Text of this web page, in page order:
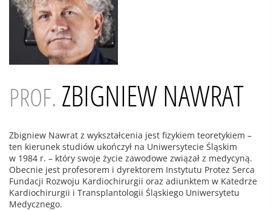
PROF. ZBIGNIEW NAWRAT
Zbigniew Nawrat z wykształcenia jest fizykiem teoretykiem –
ten kierunek studiów ukończył na Uniwersytecie Śląskim
w 1984 r. – który swoje życie zawodowe związał z medycyną.
Obecnie jest profesorem i dyrektorem Instytutu Protez Serca
Fundacji Rozwoju Kardiochirurgii oraz adiunktem w Katedrze
Kardiochirurgii i Transplantologii Śląskiego Uniwersytetu
Medycznego.